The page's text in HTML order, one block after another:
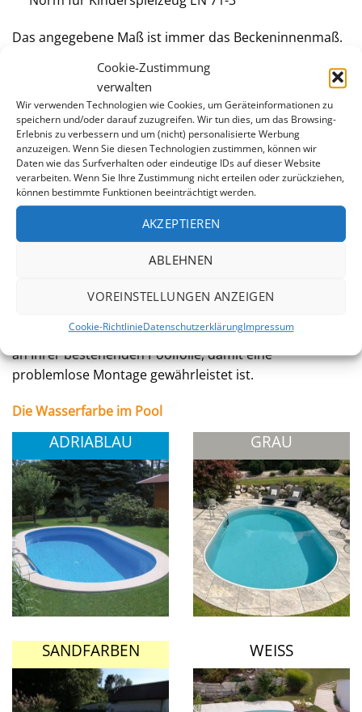
Cookie-Zustimmung
verwalten
Wir verwenden Technologien wie Cookies, um Geräteinformationen zu
speichern und/oder darauf zuzugreifen. Wir tun dies, um das Browsing-
Erlebnis zu verbessern und um (nicht) personalisierte Werbung
anzuzeigen. Wenn Sie diesen Technologien zustimmen, können wir
Daten wie das Surfverhalten oder eindeutige IDs auf dieser Website
verarbeiten. Wenn Sie Ihre Zustimmung nicht erteilen oder zurückziehen,
können bestimmte Funktionen beeinträchtigt werden.
AKZEPTIEREN
ABLEHNEN
VOREINSTELLUNGEN ANZEIGEN
Cookie-RichtlinieDatenschutzerklärungImpressum
Das angegebene Maß ist immer das Beckeninnenmaß.
Zentimeter kleiner, damit sich die Poolfolie unter
leichtem Zug faltenfrei montieren läßt. Die
Überlappungvon Folien beträgt in der Regel 10-15
Zentimeter.
Als Schutz vor Beschädigung der Poolfolie empfehlen
wir zusätzlich die Verwendung einesUnterlagsvlieses
da es die Folie vor mechanischen Beschädigungen
schützt und chemische Reaktionen zwischen Folie und
Untergrund verhindert. Anläßlich des Folientausches
der Sanierung zu ersetzen.
Orientieren Sie sich bei der Wahl der Folienbefestigung
an Ihrer bestehenden Poolfolie, damit eine
problemlose Montage gewährleistet ist.
Die Wasserfarbe im Pool
ADRIABLAU GRAU
SANDFARBEN WEISS